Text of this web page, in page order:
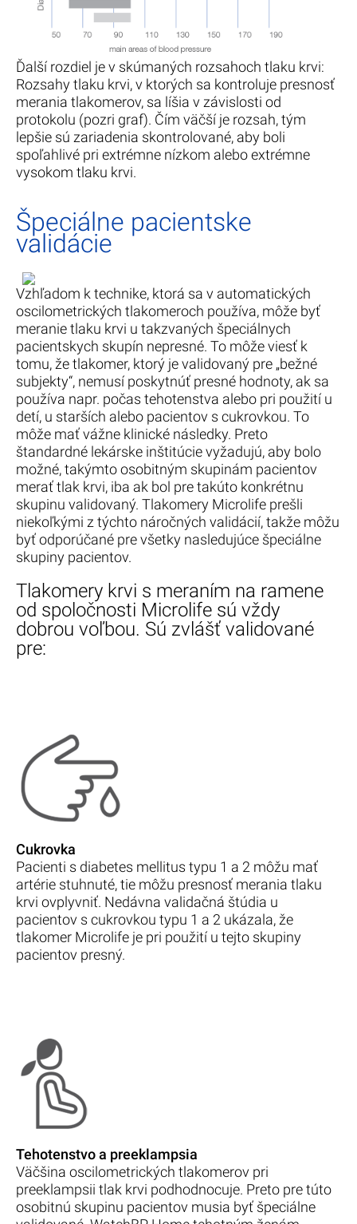
Ďalší rozdiel je v skúmaných rozsahoch tlaku krvi:
Rozsahy tlaku krvi, v ktorých sa kontroluje presnosť
merania tlakomerov, sa líšia v závislosti od
protokolu (pozri graf). Čím väčší je rozsah, tým
lepšie sú zariadenia skontrolované, aby boli
spoľahlivé pri extrémne nízkom alebo extrémne
vysokom tlaku krvi.
Špeciálne pacientske
validácie
Vzhľadom k technike, ktorá sa v automatických
oscilometrických tlakomeroch používa, môže byť
meranie tlaku krvi u takzvaných špeciálnych
pacientskych skupín nepresné. To môže viesť k
tomu, že tlakomer, ktorý je validovaný pre „bežné
subjekty“, nemusí poskytnúť presné hodnoty, ak sa
používa napr. počas tehotenstva alebo pri použití u
detí, u starších alebo pacientov s cukrovkou. To
môže mať vážne klinické následky. Preto
štandardné lekárske inštitúcie vyžadujú, aby bolo
možné, takýmto osobitným skupinám pacientov
merať tlak krvi, iba ak bol pre takúto konkrétnu
skupinu validovaný. Tlakomery Microlife prešli
niekoľkými z týchto náročných validácií, takže môžu
byť odporúčané pre všetky nasledujúce špeciálne
skupiny pacientov.
Tlakomery krvi s meraním na ramene
od spoločnosti Microlife sú vždy
dobrou voľbou. Sú zvlášť validované
pre:
Cukrovka
Pacienti s diabetes mellitus typu 1 a 2 môžu mať
artérie stuhnuté, tie môžu presnosť merania tlaku
krvi ovplyvniť. Nedávna validačná štúdia u
pacientov s cukrovkou typu 1 a 2 ukázala, že
tlakomer Microlife je pri použití u tejto skupiny
pacientov presný.
Tehotenstvo a preeklampsia
Väčšina oscilometrických tlakomerov pri
preeklampsii tlak krvi podhodnocuje. Preto pre túto
osobitnú skupinu pacientov musia byť špeciálne